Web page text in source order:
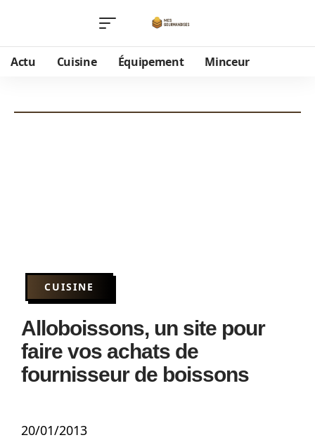
Actu Cuisine Équipement Minceur
CUISINE
Alloboissons, un site pour
faire vos achats de
fournisseur de boissons
20/01/2013